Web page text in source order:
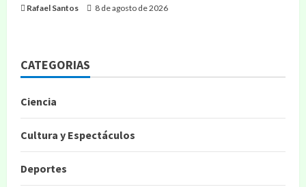
Rafael Santos 8 de agosto de 2026
CATEGORIAS
Ciencia
Cultura y Espectáculos
Deportes